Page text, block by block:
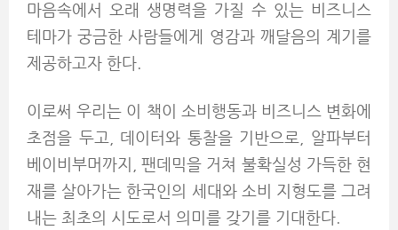
마음속에서 오래 생명력을 가질 수 있는 비즈니스
테마가 궁금한 사람들에게 영감과 깨달음의 계기를
제공하고자 한다.
이로써 우리는 이 책이 소비행동과 비즈니스 변화에
초점을 두고, 데이터와 통찰을 기반으로, 알파부터
베이비부머까지, 팬데믹을 거쳐 불확실성 가득한 현
재를 살아가는 한국인의 세대와 소비 지형도를 그려
내는 최초의 시도로서 의미를 갖기를 기대한다.